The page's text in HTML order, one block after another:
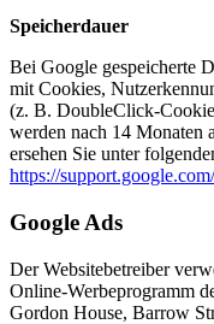
Speicherdauer
Bei Google gespeicherte
mit Cookies,
(z. B. DoubleClick-
werden nach 14 Monaten
ersehen Sie unter
https://
Google Ads
Der Websitebetreiber
Online-Werbeprogramm
Gordon House, Barrow